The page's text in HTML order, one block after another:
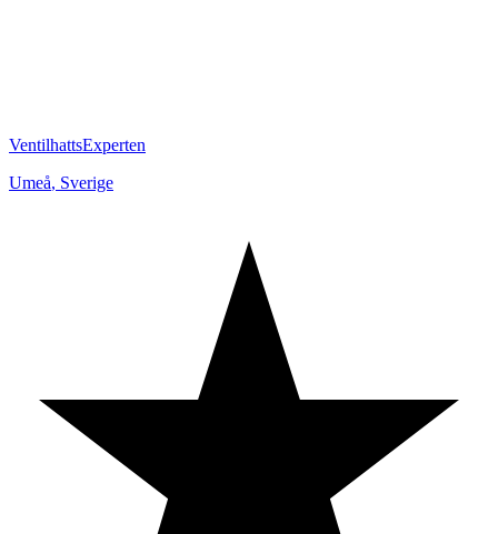
VentilhattsExperten
Umeå, Sverige